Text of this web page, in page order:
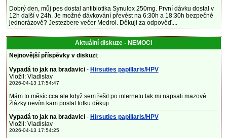
Dobrý den, můj pes dostal antibiotika Synulox 250mg. První dávku dostal v
12h další v 24h. Je možné dávkování převést na 6:30h a 18:30h bezpečné
jednorázově? Jestezbere večer Medrol. Děkuji za odpověď....
Aktuální diskuze - NEMOCI
Nejnovější příspěvky v diskuzi:
Vypadá to jak na bradavici - Hirsuties papillaris/HPV
Vložil: Vladislav
2026-04-13 17:54:47
Mám to měsíc cca ale když sem řešil po internetu tak mi napsali mazové
žlázky nevím kam poslat fotku děkuji ...
Vypadá to jak na bradavici - Hirsuties papillaris/HPV
Vložil: Vladislav
2026-04-13 17:54:25